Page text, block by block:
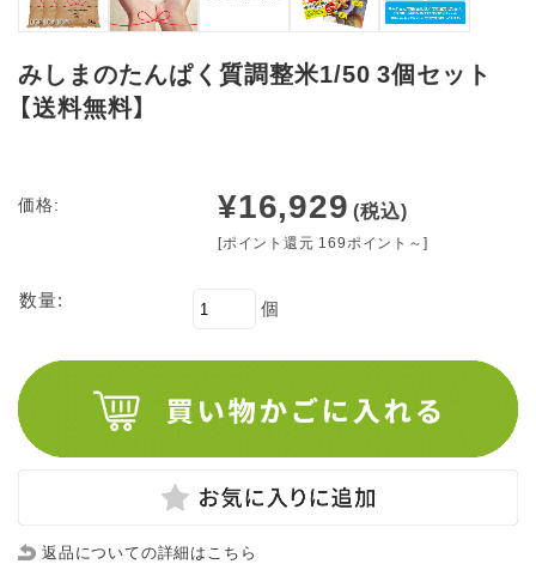
みしまのたんぱく質調整米1/50 3個セット
【送料無料】
価格: ¥16,929 (税込)
[ポイント還元 169ポイント～]
数量: 個
返品についての詳細はこちら